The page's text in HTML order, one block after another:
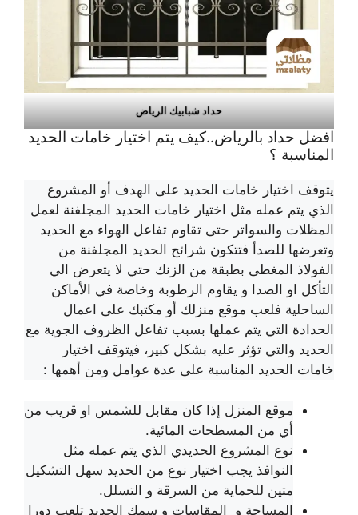
حداد شبابيك الرياض
افضل حداد بالرياض..كيف يتم اختيار خامات الحديد
المناسبة ؟
يتوقف اختيار خامات الحديد على الهدف أو المشروع
الذي يتم عمله مثل اختيار خامات الحديد المجلفنة لعمل
المظلات والسواتر حتى تقاوم تفاعل الهواء مع الحديد
وتعرضها للصدأ فتتكون شرائح الحديد المجلفنة من
الفولاذ المغطى بطبقة من الزنك حتي لا يتعرض الي
التأكل او الصدا و يقاوم الرطوبة وخاصة في الأماكن
الساحلية فلعب موقع منزلك أو مكتبك على اعمال
الحدادة التي يتم عملها بسبب تفاعل الظروف الجوية مع
الحديد والتي تؤثر عليه بشكل كبير، فيتوقف اختيار
خامات الحديد المناسبة على عدة عوامل ومن أهمها :
موقع المنزل إذا كان مقابل للشمس او قريب من
أي من المسطحات المائية.
نوع المشروع الحديدي الذي يتم عمله مثل
النوافذ يجب اختيار نوع من الحديد سهل التشكيل
متين للحماية من السرقة و التسلل.
المساحة و المقاسات و سمك الحديد تلعب دورا